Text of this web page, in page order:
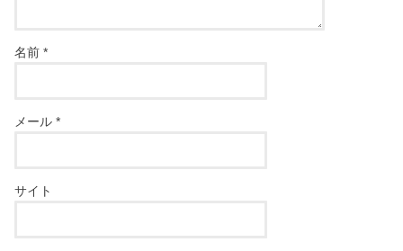
名前*
メール*
サイト